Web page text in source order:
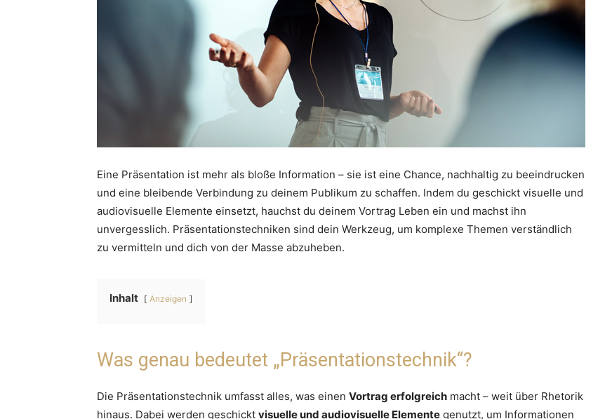
Eine Präsentation ist mehr als bloße Information – sie ist eine Chance, nachhaltig zu beeindrucken
und eine bleibende Verbindung zu deinem Publikum zu schaffen. Indem du geschickt visuelle und
audiovisuelle Elemente einsetzt, hauchst du deinem Vortrag Leben ein und machst ihn
unvergesslich. Präsentationstechniken sind dein Werkzeug, um komplexe Themen verständlich
zu vermitteln und dich von der Masse abzuheben.
Inhalt Anzeigen
Was genau bedeutet „Präsentationstechnik“?
Die Präsentationstechnik umfasst alles, was einen Vortrag erfolgreich macht – weit über Rhetorik
hinaus. Dabei werden geschickt visuelle und audiovisuelle Elemente genutzt, um Informationen